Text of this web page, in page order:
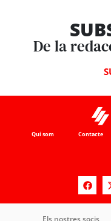
De la
Qui som Contacte